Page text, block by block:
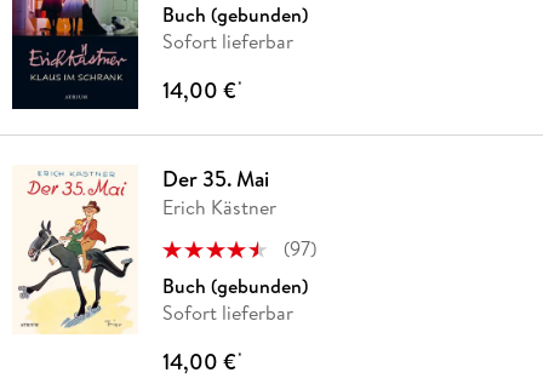
Buch (gebunden)
Sofort lieferbar
14,00 €*
Der 35. Mai
Erich Kästner
(97)
Buch (gebunden)
Sofort lieferbar
14,00 €*